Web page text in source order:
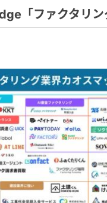
「ファクタリン